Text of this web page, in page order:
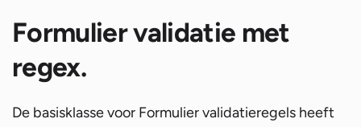
Formulier validatie met
regex.
De basisklasse voor Formulier validatieregels heeft